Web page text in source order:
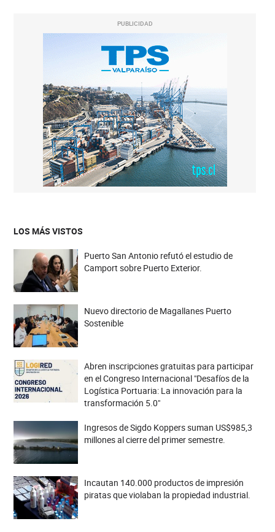
PUBLICIDAD
LOS MÁS VISTOS
Puerto San Antonio refutó el estudio de
Camport sobre Puerto Exterior.
Nuevo directorio de Magallanes Puerto
Sostenible
Abren inscripciones gratuitas para participar
en el Congreso Internacional "Desafíos de la
Logística Portuaria: La innovación para la
transformación 5.0"
Ingresos de Sigdo Koppers suman US$985,3
millones al cierre del primer semestre.
Incautan 140.000 productos de impresión
piratas que violaban la propiedad industrial.